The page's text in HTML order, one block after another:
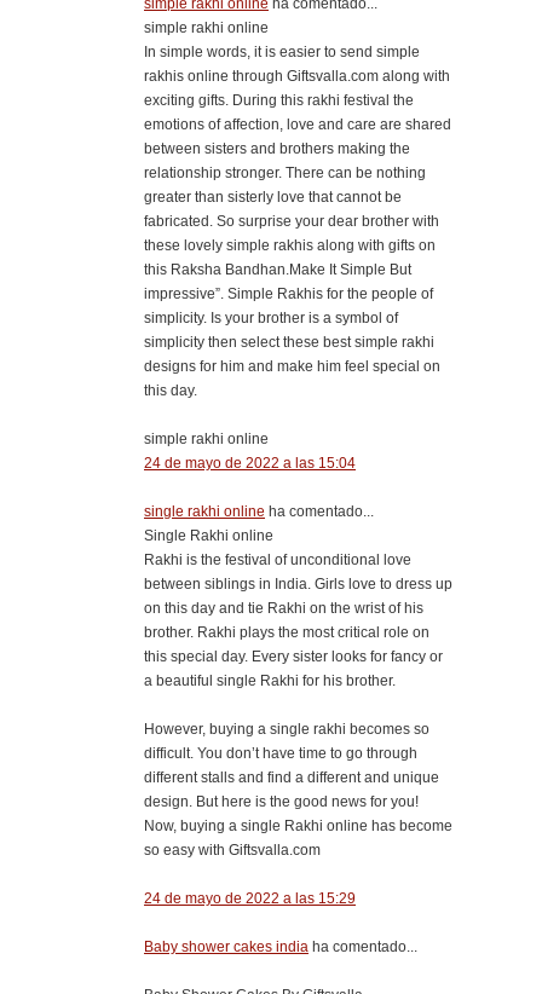
simple rakhi online
​In simple words, it is easier to send simple
rakhis online through Giftsvalla.com along with
exciting gifts. During this rakhi festival the
emotions of affection, love and care are shared
between sisters and brothers making the
relationship stronger. There can be nothing
greater than sisterly love that cannot be
fabricated. So surprise your dear brother with
these lovely simple rakhis along with gifts on
this Raksha Bandhan.Make It Simple But
impressive”. Simple Rakhis for the people of
simplicity. Is your brother is a symbol of
simplicity then select these best simple rakhi
designs for him and make him feel special on
this day.​
simple rakhi online
24 de mayo de 2022 a las 15:04
single rakhi online ha comentado...
Single Rakhi online
Rakhi is the festival of unconditional love
between siblings in India. Girls love to dress up
on this day and tie Rakhi on the wrist of his
brother. Rakhi plays the most critical role on
this special day. Every sister looks for fancy or
a beautiful single Rakhi for his brother.
However, buying a single rakhi becomes so
difficult. You don’t have time to go through
different stalls and find a different and unique
design. But here is the good news for you!
Now, buying a single Rakhi online has become
so easy with Giftsvalla.com
24 de mayo de 2022 a las 15:29
Baby shower cakes india ha comentado...